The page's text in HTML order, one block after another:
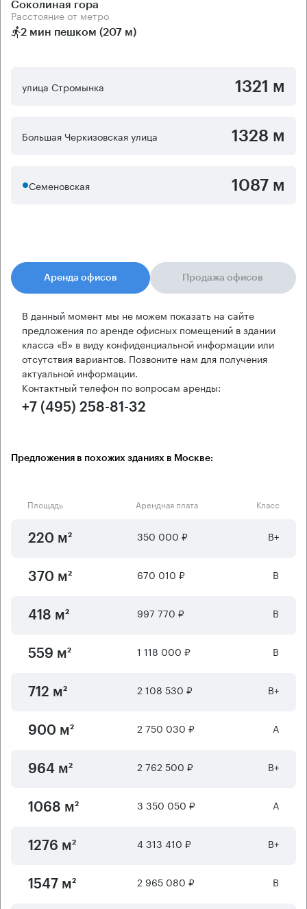
Соколиная гора
Расстояние от метро
2 мин пешком (207 м)
улица Стромынка 1321 м
Большая Черкизовская улица 1328 м
Семеновская 1087 м
Аренда офисов Продажа офисов
В данный момент мы не можем показать на сайте
предложения по аренде офисных помещений в здании
класса «B» в виду конфиденциальной информации или
отсутствия вариантов. Позвоните нам для получения
актуальной информации.
Контактный телефон по вопросам аренды:
+7 (495) 258-81-32
Предложения в похожих зданиях в Москве:
Площадь Арендная плата Класс
220 м² 350 000 ₽ B+
370 м² 670 010 ₽ B
418 м² 997 770 ₽ B
559 м² 1 118 000 ₽ B
712 м² 2 108 530 ₽ B+
900 м² 2 750 030 ₽ А
964 м² 2 762 500 ₽ B+
1068 м² 3 350 050 ₽ А
1276 м² 4 313 410 ₽ B+
1547 м² 2 965 080 ₽ B